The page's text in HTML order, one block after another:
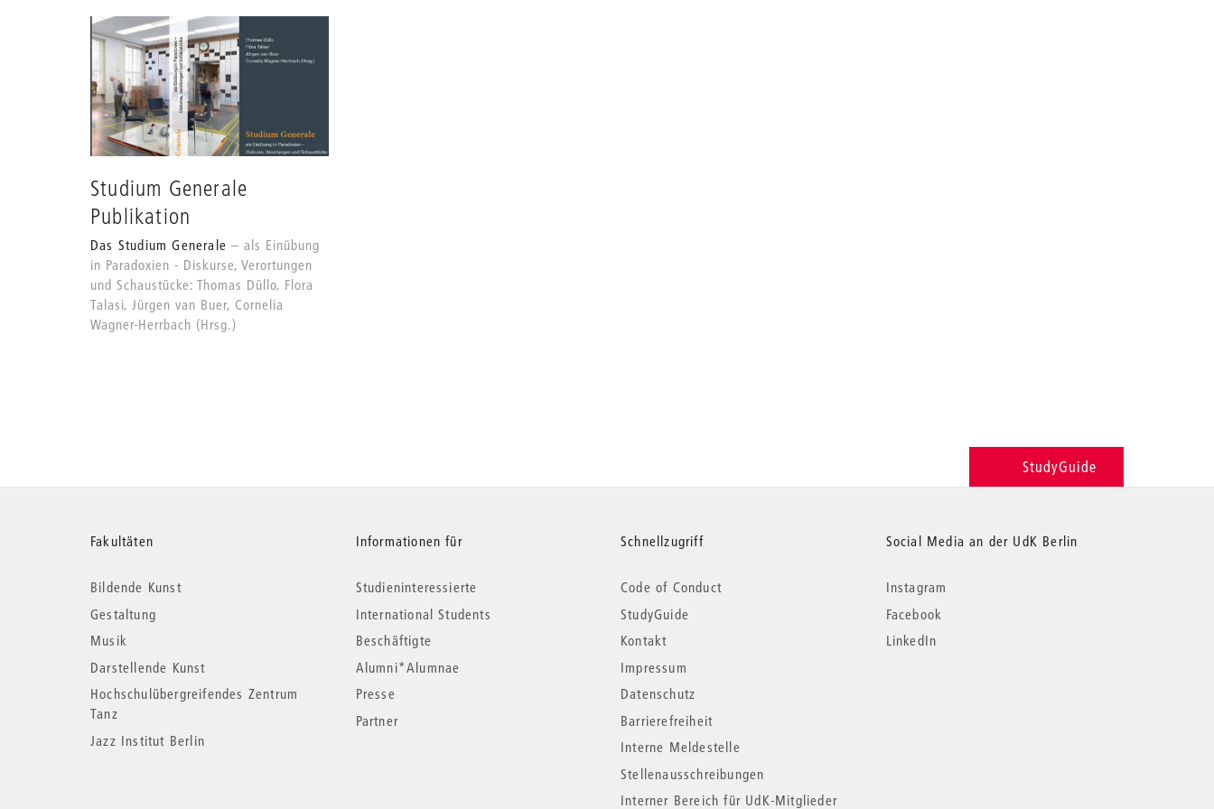
Studium Generale
Publikation
Das Studium Generale
als Einübung
in Paradoxien - Diskurse, Verortungen
und Schaustücke: Thomas Düllo, Flora
Talasi, Jürgen van Buer, Cornelia
Wagner-Herrbach (Hrsg.)
StudyGuide
Weitere
Informationen
Fakultäten
Bildende Kunst
Gestaltung
Musik
Darstellende Kunst
Hochschulübergreifendes Zentrum
Tanz
Jazz Institut Berlin
Informationen für
Studieninteressierte
International Students
Beschäftigte
Alumni*Alumnae
Presse
Partner
Schnellzugriff
Code of Conduct
StudyGuide
Kontakt
Impressum
Datenschutz
Barrierefreiheit
Interne Meldestelle
Stellenausschreibungen
Interner Bereich für UdK-Mitglieder
Social Media an der UdK Berlin
Instagram
Facebook
LinkedIn